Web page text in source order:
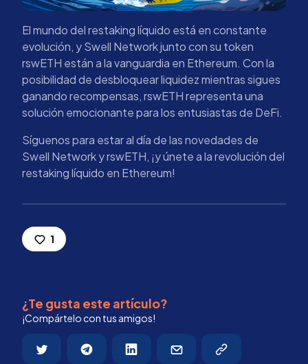
El mundo del restaking líquido está en constante
evolución, y Swell Network junto con su token
rswETH están a la vanguardia en Ethereum. Con la
posibilidad de desbloquear liquidez mientras sigues
ganando recompensas, rswETH representa una
solución emocionante para los entusiastas de DeFi.
Síguenos para estar al día de las novedades de
Swell Network y rswETH, ¡y únete a la revolución del
restaking líquido en Ethereum!
1
¿Te gusta este artículo?
¡Compártelo con tus amigos!